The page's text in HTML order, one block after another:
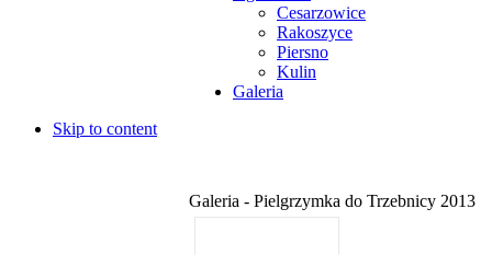
Cesarzowice
Rakoszyce
Piersno
Kulin
Galeria
Skip to content
Galeria - Pielgrzymka do Trzebnicy 2013